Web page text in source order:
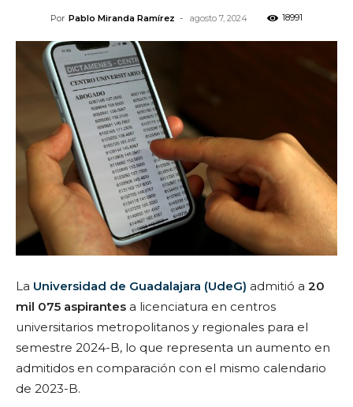
Por Pablo Miranda Ramírez - agosto 7, 2024 18991
La Universidad de Guadalajara (UdeG) admitió a 20
mil 075 aspirantes a licenciatura en centros
universitarios metropolitanos y regionales para el
semestre 2024-B, lo que representa un aumento en
admitidos en comparación con el mismo calendario
de 2023-B.